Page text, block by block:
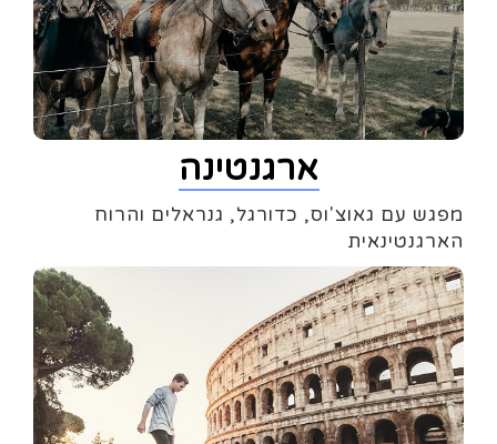
ארגנטינה
מפגש עם גאוצ'וס, כדורגל, גנראלים והרוח
הארגנטינאית